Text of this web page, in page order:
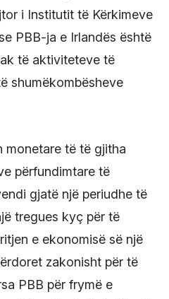
i Institutit të Kërkimeve
PBB-ja e Irlandës është
të aktiviteteve të
shumëkombësheve
monetare të të gjitha
përfundimtare të
gjatë një periudhe të
tregues kyç për të
e ekonomisë së një
zakonisht për të
PBB për frymë e